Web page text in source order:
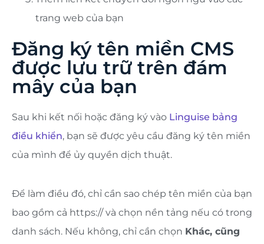
trang web của bạn
Đăng ký tên miền CMS
được lưu trữ trên đám
mây của bạn
Sau khi kết nối hoặc đăng ký vào Linguise bảng
điều khiển, bạn sẽ được yêu cầu đăng ký tên miền
của mình để ủy quyền dịch thuật.
Để làm điều đó, chỉ cần sao chép tên miền của bạn
bao gồm cả https:// và chọn nền tảng nếu có trong
danh sách. Nếu không, chỉ cần chọn Khác, cũng